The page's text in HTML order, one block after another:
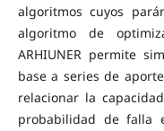
algoritmos cuyos
algoritmo de
ARHIUNER permite
base a series de
relacionar la
probabilidad de falla